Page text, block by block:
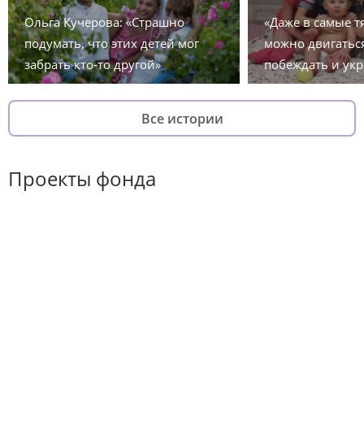
Ольга Кучерова: «Страшно
подумать, что этих детей мог
забрать кто-то другой»
«Даже в самые
можно
побеждать и
Все истории
Проекты фонда